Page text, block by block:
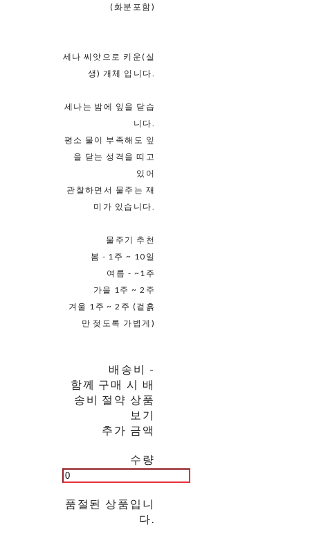
(화분포함)
세나 씨앗으로 키운(실
생) 개체 입니다.
세나는 밤에 잎을 닫습
니다.
평소 물이 부족해도 잎
을 닫는 성격을 띠고
있어
관찰하면서 물주는 재
미가 있습니다.
물주기 추천
봄 - 1주 ~ 10일
여름 - ~1주
가을 1주 ~ 2주
겨울 1주 ~ 2주 (겉흙
만 젖도록 가볍게)
배송비 -
함께 구매 시 배
송비 절약 상품
보기
추가 금액
수량
품절된 상품입니
다.